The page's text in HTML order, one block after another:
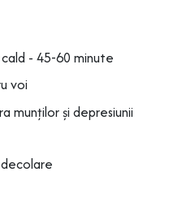
- 45-60 minute
voi
munților și depresiunii